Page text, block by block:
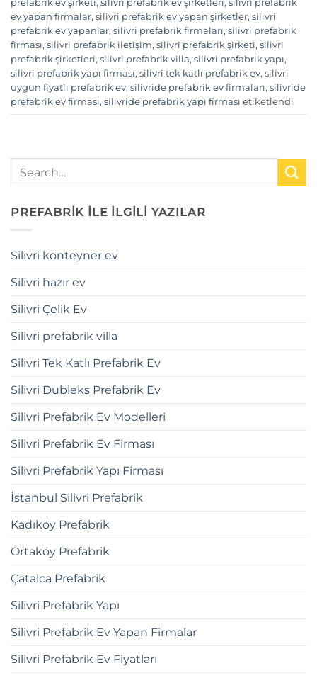
prefabrik ev şirketi, silivri prefabrik ev şirketleri, silivri prefabrik
ev yapan firmalar, silivri prefabrik ev yapan şirketler, silivri
prefabrik ev yapanlar, silivri prefabrik firmaları, silivri prefabrik
firması, silivri prefabrik iletişim, silivri prefabrik şirketi, silivri
prefabrik şirketleri, silivri prefabrik villa, silivri prefabrik yapı,
silivri prefabrik yapı firması, silivri tek katlı prefabrik ev, silivri
uygun fiyatlı prefabrik ev, silivride prefabrik ev firmaları, silivride
prefabrik ev firması, silivride prefabrik yapı firması etiketlendi
PREFABRİK İLE İLGİLİ YAZILAR
Silivri konteyner ev
Silivri hazır ev
Silivri Çelik Ev
Silivri prefabrik villa
Silivri Tek Katlı Prefabrik Ev
Silivri Dubleks Prefabrik Ev
Silivri Prefabrik Ev Modelleri
Silivri Prefabrik Ev Firması
Silivri Prefabrik Yapı Firması
İstanbul Silivri Prefabrik
Kadıköy Prefabrik
Ortaköy Prefabrik
Çatalca Prefabrik
Silivri Prefabrik Yapı
Silivri Prefabrik Ev Yapan Firmalar
Silivri Prefabrik Ev Fiyatları